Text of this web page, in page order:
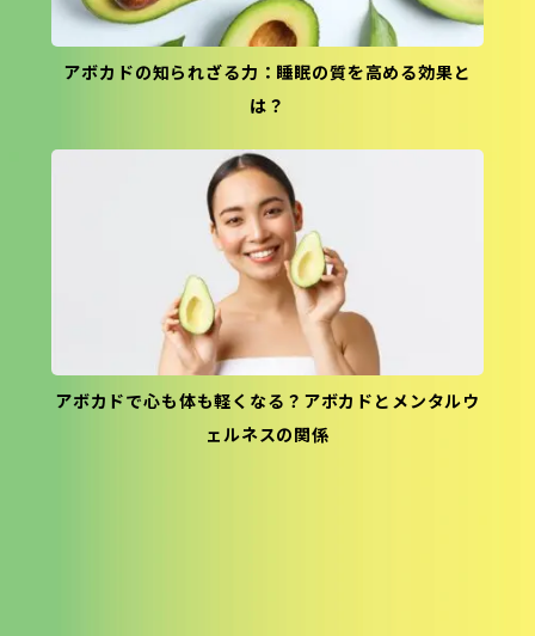
アボカドの知られざる力：睡眠の質を高める効果と
は？
アボカドで心も体も軽くなる？アボカドとメンタルウ
ェルネスの関係